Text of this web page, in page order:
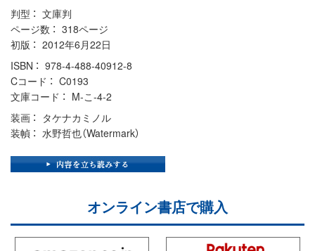
判型
文庫判
ページ数
318ページ
初版
2012年6月22日
ISBN
978-4-488-40912-8
Cコード
C0193
文庫コード
M-こ-4-2
装画
タケナカミノル
装幀
水野哲也（Watermark）
オンライン書店で購入